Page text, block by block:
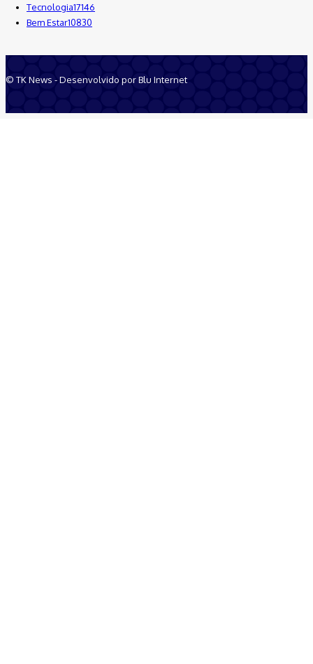
Tecnologia17146
Bem Estar10830
© TK News - Desenvolvido por Blu Internet